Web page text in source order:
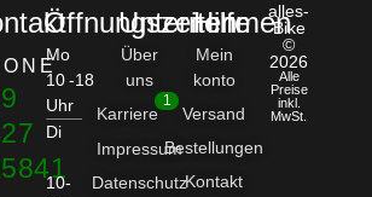
Öffnungszeiten
Mo
10 -18
Uhr
Di
10-
Unternehmen
Über
uns
Karriere
1
Impressum
Datenschutz
Hilfe
Mein
konto
Versand
Bestellungen
Kontakt
alles-
Bike
©
2026
Alle
Preise
inkl.
MwSt.